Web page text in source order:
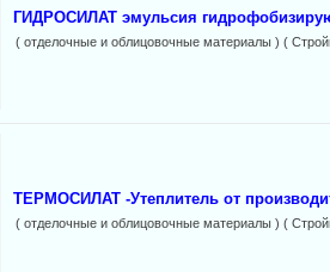
ГИДРОСИЛАТ эмульсия
( отделочные и облицовочные материалы ) (
ТЕРМОСИЛАТ -Утеплитель от
( отделочные и облицовочные материалы ) (